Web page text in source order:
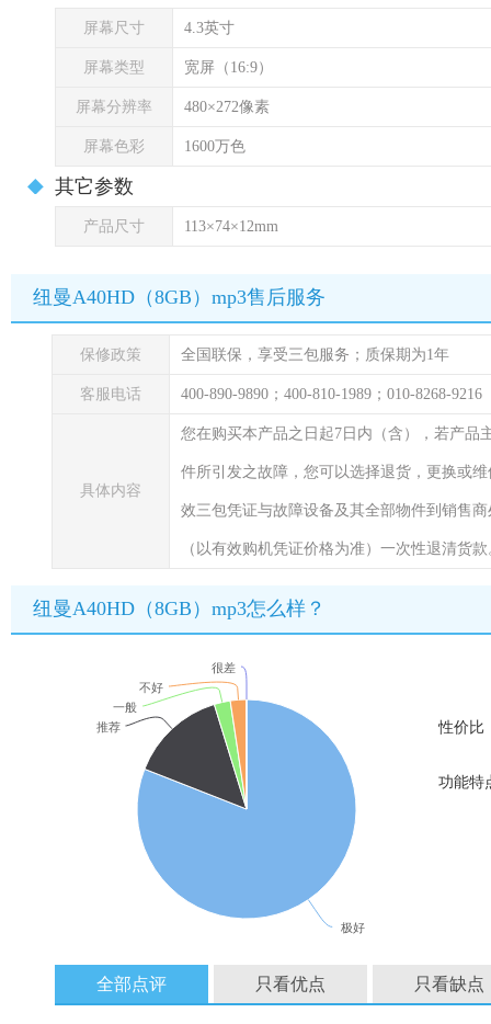
屏幕尺寸 4.3英寸
屏幕类型 宽屏（16:9）
屏幕分辨率 480×272像素
屏幕色彩 1600万色
其它参数
产品尺寸 113×74×12mm
纽曼A40HD（8GB）mp3售后服务
保修政策 全国联保，享受三包服务；质保期为1年
客服电话 400-890-9890；400-810-1989；010-8268-
具体内容
您在购买本产品之日起7日内（含），若产品
件所引发之故障，您可以选择退货，更换或
效三包凭证与故障设备及其全部物件到销售
（以有效购机凭证价格为准）一次性退清货款
纽曼A40HD（8GB）mp3怎么样？
极好
推荐
一般
不好
很差
性价比
功能特
全部点评 只看优点 只看缺点